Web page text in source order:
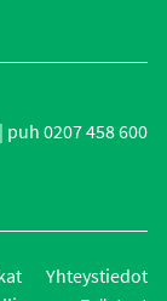
0207 458 600
Yhteystiedot